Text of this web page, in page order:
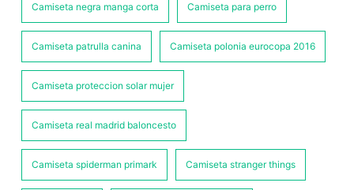
Camiseta negra manga corta Camiseta para perro
Camiseta patrulla canina Camiseta polonia eurocopa 2016
Camiseta proteccion solar mujer
Camiseta real madrid baloncesto
Camiseta spiderman primark Camiseta stranger things